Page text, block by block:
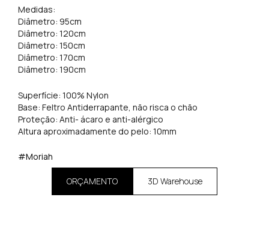
Medidas:
Diâmetro: 95cm
Diâmetro: 120cm
Diâmetro: 150cm
Diâmetro: 170cm
Diâmetro: 190cm
Superfície: 100% Nylon
Base: Feltro Antiderrapante, não risca o chão
Proteção: Anti- ácaro e anti-alérgico
Altura aproximadamente do pelo: 10mm
#Moriah
ORÇAMENTO 3D Warehouse